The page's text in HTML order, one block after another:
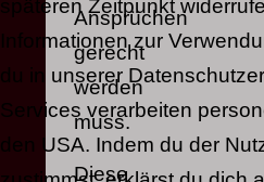
Ansprüchen
gerecht
werden
muss.
Diese
späteren Zeitpunkt
Informationen zur
du in unserer
Services verarbeiten
den USA. Indem du der